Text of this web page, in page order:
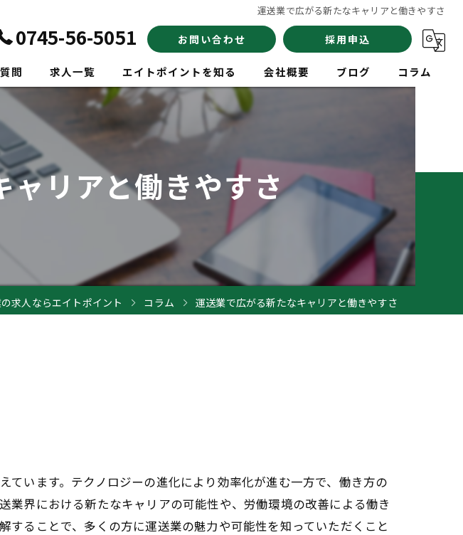
運送業で広がる新たなキャリアと働きやすさ
0745-56-5051 お問い合わせ 採用申込
問 求人一覧 エイトポイントを知る
正社員
未経験
ドライバー
会社概要 ブログ コラム
ャリアと働きやすさ
求人ならエイトポイント コラム 運送業で広がる新たなキャリアと働きやすさ
います。テクノロジーの進化により効率化が進む一方で、働き方の
界における新たなキャリアの可能性や、労働環境の改善による働き
ることで、多くの方に運送業の魅力や可能性を知っていただくこと